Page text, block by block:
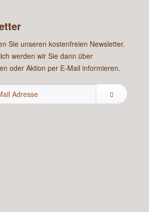
Sie unseren kostenfreien Newsletter.
werden wir Sie dann über
oder Aktion per E-Mail informieren.